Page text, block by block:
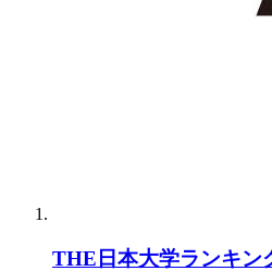
THE日本大学ランキ